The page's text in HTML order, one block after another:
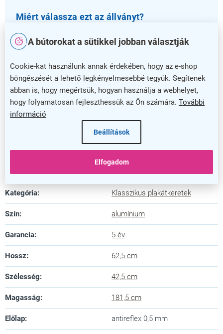
A bútorokat a sütikkel jobban választják
Cookie-kat használunk annak érdekében, hogy az e-shop
böngészését a lehető legkényelmesebbé tegyük. Segítenek
abban is, hogy megértsük, hogyan használja a webhelyet,
hogy folyamatosan fejleszthessük az Ön számára. További
információ
Beállítások
Elfogadom
Miért válassza ezt az állványt?
Ez az állvány ideális választás mind üzleti, mind
rendezvény környezetben, ahol fontos a
professzionális megjelenés és a tartós kivitelezés. 5
év garancia mellett biztos lehet benne, hogy hosszú
távon is megbízható társ lesz bármilyen A1 méretű
plakát bemutatásában.
Rendelje meg most, és emelje új szintre
kommunikációját ezzel a sokoldalú és esztétikus
plakáttartóval!
Kiegészítő paraméterek
Kategória: Klasszikus plakátkeretek
Szín: alumínium
Garancia: 5 év
Hossz: 62,5 cm
Szélesség: 42,5 cm
Magasság: 181,5 cm
Előlap: antireflex 0,5 mm